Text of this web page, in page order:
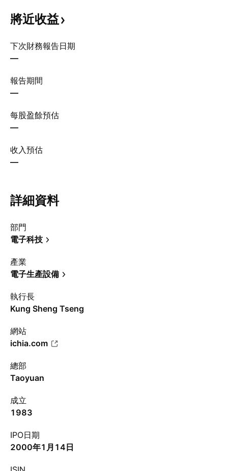
將近收益
下次財務報告日期
—
報告期間
—
每股盈餘預估
—
收入預估
—
詳細資料
部門
電子科技
產業
電子生產設備
執行長
Kung Sheng Tseng
網站
ichia.com
總部
Taoyuan
成立
1983
IPO日期
2000年1月14日